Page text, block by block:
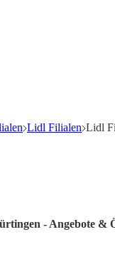
Lidl Filialen Lidl
- Angebote &